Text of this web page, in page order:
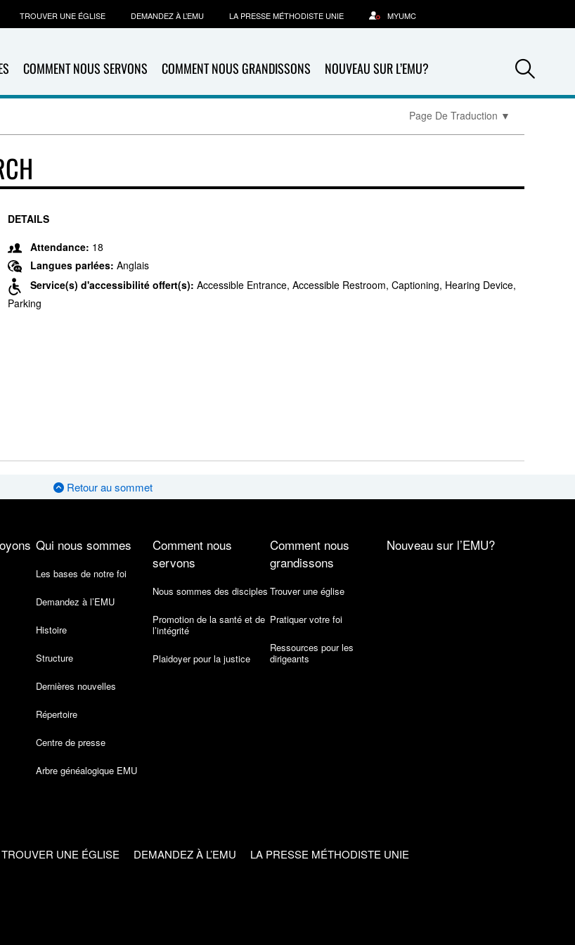
COMMENT NOUS SERVONS COMMENT NOUS GRANDISSONS NOUVEAU SUR L’EMU?
TROUVER UNE ÉGLISE DEMANDEZ À L’EMU LA PRESSE MÉTHODISTE UNIE MYUMC
Page De Traduction ▼
DETAILS
Attendance: 18
Langues parlées: Anglais
Service(s) d'accessibilité offert(s): Accessible Entrance, Accessible Restroom, Captioning, Hearing Device,
Parking
Retour au sommet
Qui nous sommes
Les bases de notre foi
Demandez à l’EMU
Histoire
Structure
Dernières nouvelles
Répertoire
Centre de presse
Arbre généalogique EMU
Comment nous
servons
Nous sommes des disciples
Promotion de la santé et de
l’intégrité
Plaidoyer pour la justice
Comment nous
grandissons
Trouver une église
Pratiquer votre foi
Ressources pour les
dirigeants
Nouveau sur l’EMU?
TROUVER UNE ÉGLISE DEMANDEZ À L’EMU LA PRESSE MÉTHODISTE UNIE